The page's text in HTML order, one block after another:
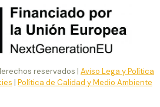
reservados | Aviso Lega y Política
| Política de Calidad y Medio Ambiente